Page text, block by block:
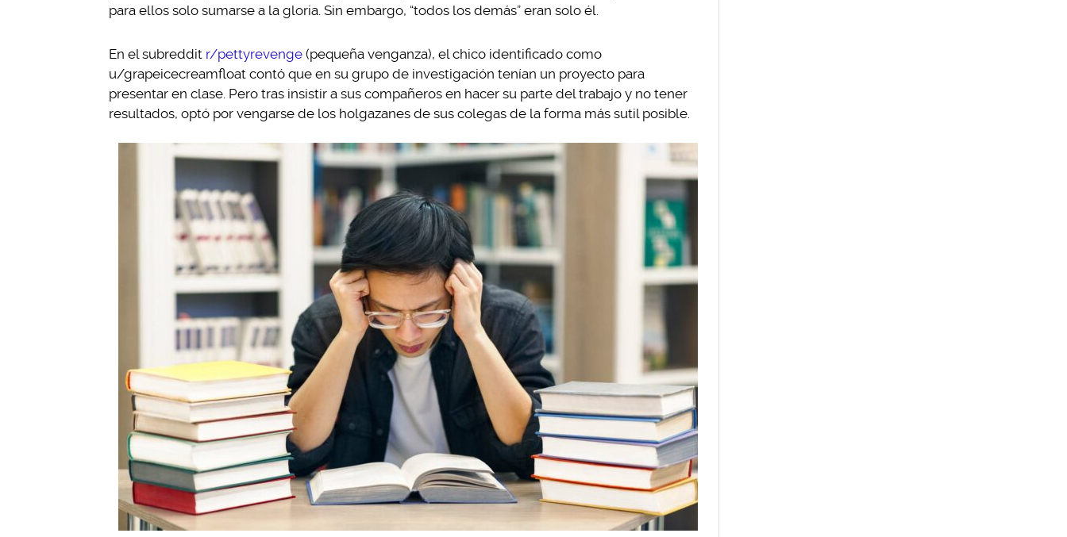
para ellos solo sumarse a la gloria. Sin embargo, “todos los demás” eran solo él.
En el subreddit r/pettyrevenge (pequeña venganza), el chico identificado como
u/grapeicecreamfloat contó que en su grupo de investigación tenían un proyecto para
presentar en clase. Pero tras insistir a sus compañeros en hacer su parte del trabajo y no tener
resultados, optó por vengarse de los holgazanes de sus colegas de la forma más sutil posible.